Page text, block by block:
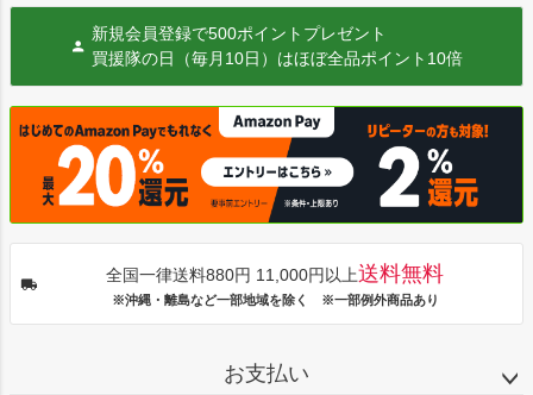
新規会員登録で500ポイントプレゼント
買援隊の日（毎月10日）はほぼ全品ポイント10倍
全国一律送料880円 11,000円以上送料無料
※沖縄・離島など一部地域を除く ※一部例外商品あり
お支払い